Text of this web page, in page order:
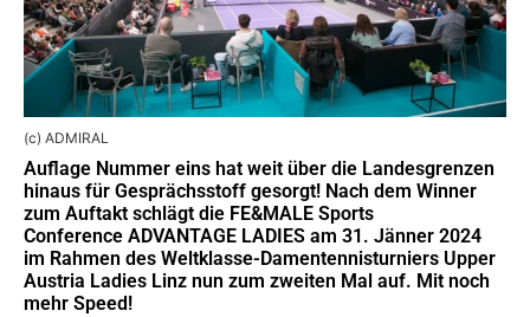
(c) ADMIRAL
Auflage Nummer eins hat weit über die Landesgrenzen
hinaus für Gesprächsstoff gesorgt! Nach dem Winner
zum Auftakt schlägt die FE&MALE Sports
Conference ADVANTAGE LADIES am 31. Jänner 2024
im Rahmen des Weltklasse-Damentennisturniers Upper
Austria Ladies Linz nun zum zweiten Mal auf. Mit noch
mehr Speed!